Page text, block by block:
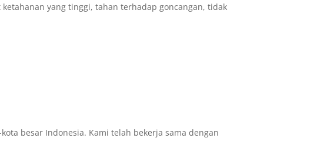
yang tinggi, tahan terhadap goncangan, tidak
besar Indonesia. Kami telah bekerja sama dengan